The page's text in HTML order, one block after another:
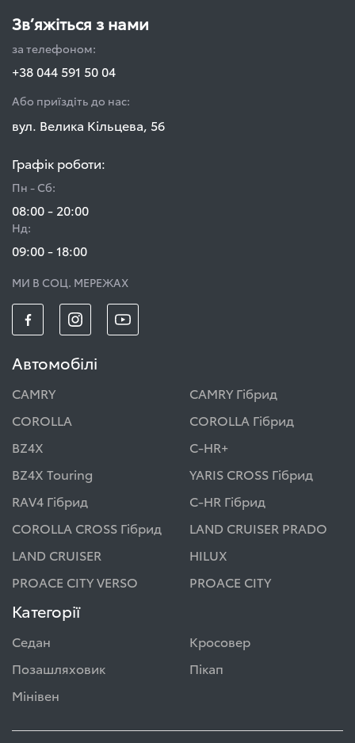
Зв’яжіться з нами
за телефоном:
+38 044 591 50 04
Або приїздіть до нас:
вул. Велика Кільцева, 56
Графік роботи:
Пн - Сб:
08:00 - 20:00
Нд:
09:00 - 18:00
МИ В СОЦ. МЕРЕЖАХ
Автомобілі
CAMRY
CAMRY Гібрид
COROLLA
COROLLA Гібрид
BZ4X
C-HR+
BZ4X Touring
YARIS CROSS Гібрид
RAV4 Гібрид
C-HR Гібрид
COROLLA CROSS Гібрид
LAND CRUISER PRADO
LAND CRUISER
HILUX
PROACE CITY VERSO
PROACE CITY
Категорії
Седан
Кросовер
Позашляховик
Пікап
Мінівен